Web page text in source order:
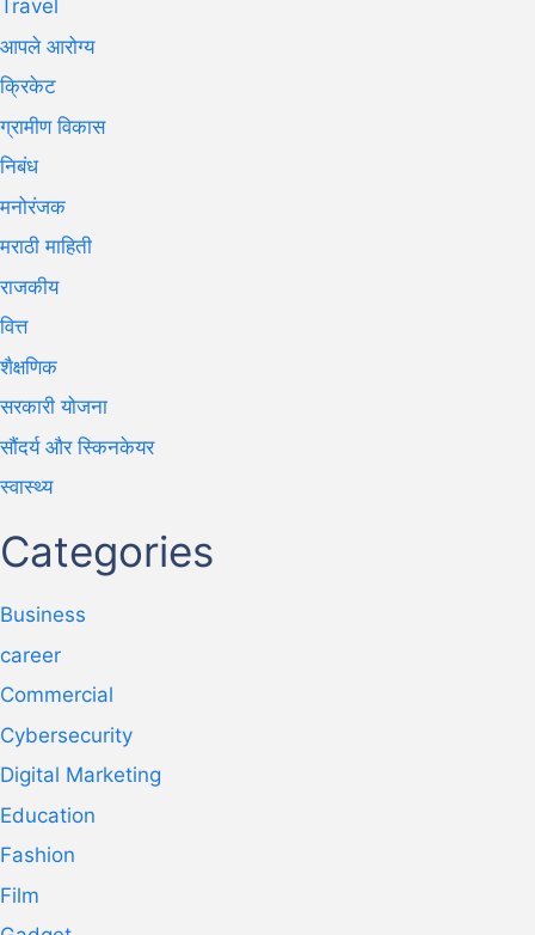
Travel
आपले आरोग्य
क्रिकेट
ग्रामीण विकास
निबंध
मनोरंजक
मराठी माहिती
राजकीय
वित्त
शैक्षणिक
सरकारी योजना
सौंदर्य और स्किनकेयर
स्वास्थ्य
Categories
Business
career
Commercial
Cybersecurity
Digital Marketing
Education
Fashion
Film